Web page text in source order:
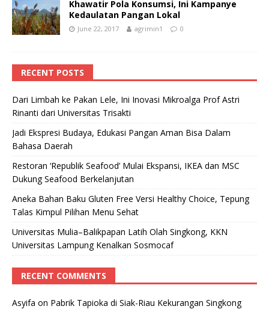
Khawatir Pola Konsumsi, Ini Kampanye
Kedaulatan Pangan Lokal
June 22, 2017 agrimin1 0
RECENT POSTS
Dari Limbah ke Pakan Lele, Ini Inovasi Mikroalga Prof Astri
Rinanti dari Universitas Trisakti
Jadi Ekspresi Budaya, Edukasi Pangan Aman Bisa Dalam
Bahasa Daerah
Restoran ‘Republik Seafood’ Mulai Ekspansi, IKEA dan MSC
Dukung Seafood Berkelanjutan
Aneka Bahan Baku Gluten Free Versi Healthy Choice, Tepung
Talas Kimpul Pilihan Menu Sehat
Universitas Mulia–Balikpapan Latih Olah Singkong, KKN
Universitas Lampung Kenalkan Sosmocaf
RECENT COMMENTS
Asyifa on Pabrik Tapioka di Siak-Riau Kekurangan Singkong